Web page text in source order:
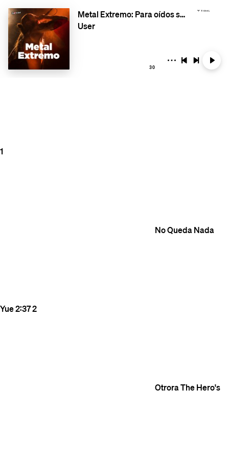
Metal Extremo: Para oídos sin miedo (No apto para corazones débiles)
User
30
1
No Queda Nada
Yue2:372
OtroraThe Hero's